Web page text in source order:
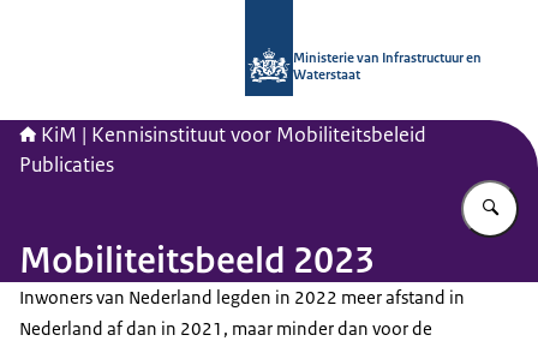
Ministerie van Infrastructuur en
Waterstaat
KiM | Kennisinstituut voor Mobiliteitsbeleid
Publicaties
Mobiliteitsbeeld 2023
Inwoners van Nederland legden in 2022 meer afstand in
Nederland af dan in 2021, maar minder dan voor de